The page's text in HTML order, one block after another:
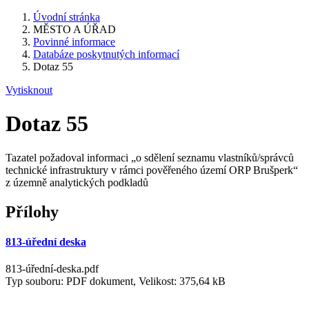
Úvodní stránka
MĚSTO A ÚŘAD
Povinné informace
Databáze poskytnutých informací
Dotaz 55
Vytisknout
Dotaz 55
Tazatel požadoval informaci „o sdělení seznamu vlastníků/správců
technické infrastruktury v rámci pověřeného území ORP Brušperk“
z územně analytických podkladů
Přílohy
813-úřední deska
813-úřední-deska.pdf
Typ souboru: PDF dokument, Velikost: 375,64 kB